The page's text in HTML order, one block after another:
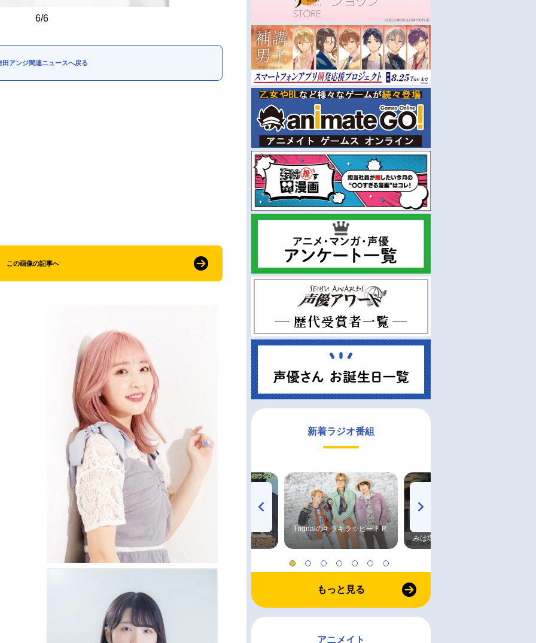
6/6
田アンジ関連ニュースへ戻る
この画像の記事へ
新着ラジオ番組
TVアニメ『戦隊大失格』
radio 大直会 2nd season
ハイキュー!! 烏野高校放送部! Trignalのキラキラ☆ビートＲ
みは塩だけ
もっと見る
アニメイト